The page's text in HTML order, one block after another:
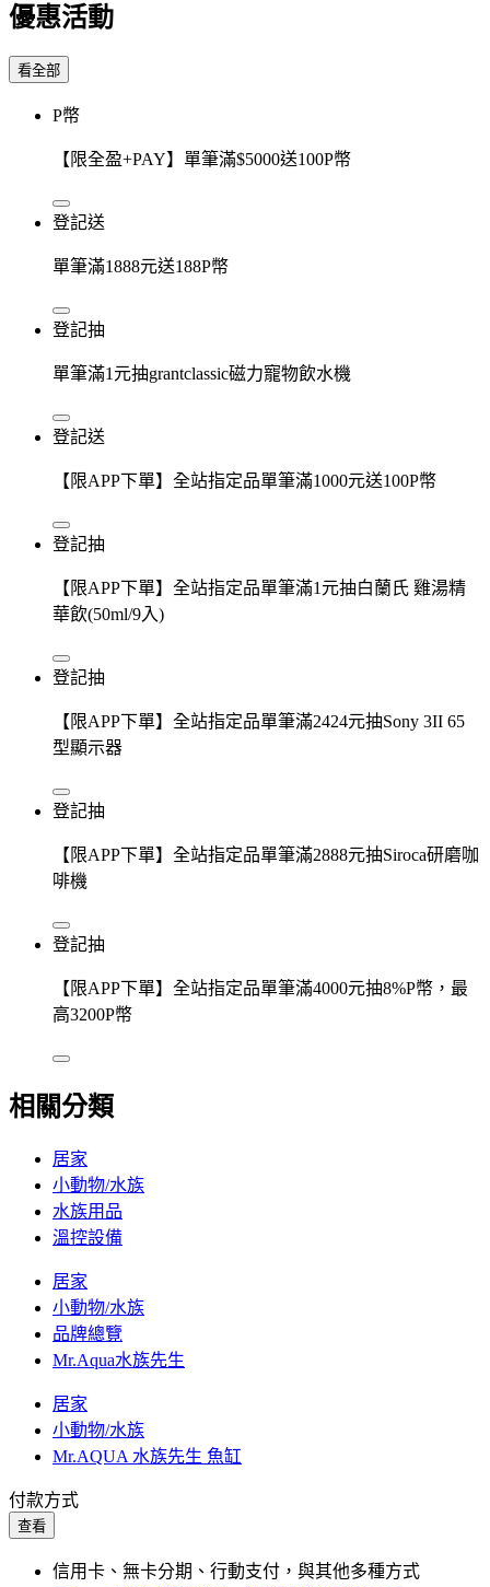
優惠活動
看全部
P幣
【限全盈+PAY】單筆滿$5000送100P幣
登記送
單筆滿1888元送188P幣
登記抽
單筆滿1元抽grantclassic磁力寵物飲水機
登記送
【限APP下單】全站指定品單筆滿1000元送100P幣
登記抽
【限APP下單】全站指定品單筆滿1元抽白蘭氏 雞湯精
華飲(50ml/9入)
登記抽
【限APP下單】全站指定品單筆滿2424元抽Sony 3II 65
型顯示器
登記抽
【限APP下單】全站指定品單筆滿2888元抽Siroca研磨咖
啡機
登記抽
【限APP下單】全站指定品單筆滿4000元抽8%P幣，最
高3200P幣
相關分類
居家
小動物/水族
水族用品
溫控設備
居家
小動物/水族
品牌總覽
Mr.Aqua水族先生
居家
小動物/水族
Mr.AQUA 水族先生 魚缸
付款方式
查看
信用卡、無卡分期、行動支付，與其他多種方式